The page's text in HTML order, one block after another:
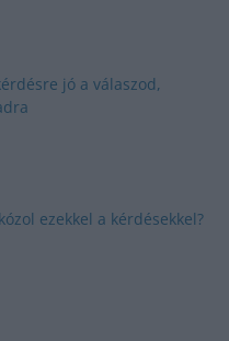
jó a válaszod,
ezekkel a kérdésekkel?